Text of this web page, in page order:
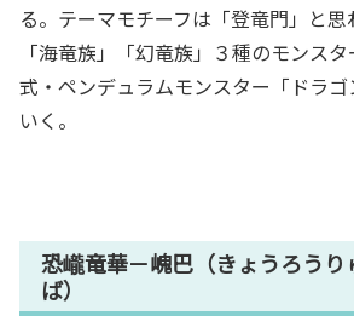
る。テーマモチーフは「登竜門」と思
「海竜族」「幻竜族」３種のモンス
式・ペンデュラムモンスター「ドラ
いく。
恐巄竜華－㟴巴（きょうろう
ば）